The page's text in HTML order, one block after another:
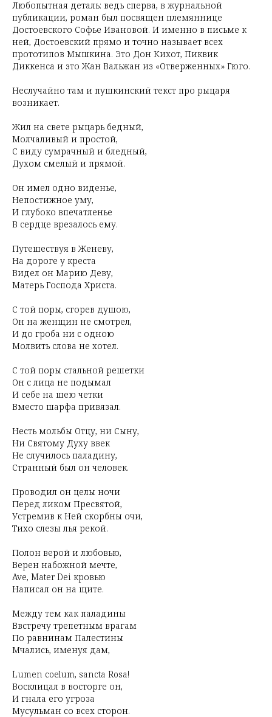
Любопытная деталь: ведь сперва, в журнальной
публикации, роман был посвящен племяннице
Достоевского Софье Ивановой. И именно в письме к
ней, Достоевский прямо и точно называет всех
прототипов Мышкина. Это Дон Кихот, Пиквик
Диккенса и это Жан Вальжан из «Отверженных» Гюго.
Неслучайно там и пушкинский текст про рыцаря
возникает.
Жил на свете рыцарь бедный,
Молчаливый и простой,
С виду сумрачный и бледный,
Духом смелый и прямой.
Он имел одно виденье,
Непостижное уму,
И глубоко впечатленье
В сердце врезалось ему.
Путешествуя в Женеву,
На дороге у креста
Видел он Марию Деву,
Матерь Господа Христа.
С той поры, сгорев душою,
Он на женщин не смотрел,
И до гроба ни с одною
Молвить слова не хотел.
С той поры стальной решетки
Он с лица не подымал
И себе на шею четки
Вместо шарфа привязал.
Несть мольбы Отцу, ни Сыну,
Ни Святому Духу ввек
Не случилось паладину,
Странный был он человек.
Проводил он целы ночи
Перед ликом Пресвятой,
Устремив к Ней скорбны очи,
Тихо слезы лья рекой.
Полон верой и любовью,
Верен набожной мечте,
Ave, Mater Dei кровью
Написал он на щите.
Между тем как паладины
Ввстречу трепетным врагам
По равнинам Палестины
Мчались, именуя дам,
Lumen coelum, sancta Rosa!
Восклицал в восторге он,
И гнала его угроза
Мусульман со всех сторон.